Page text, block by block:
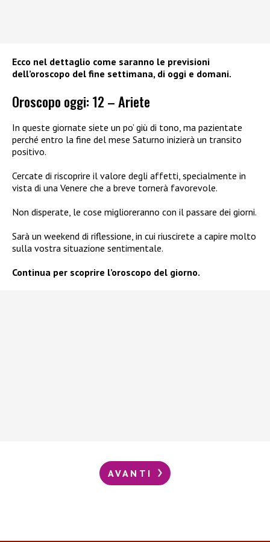
Ecco nel dettaglio come saranno le previsioni
dell’oroscopo del fine settimana, di oggi e domani.
Oroscopo oggi: 12 – Ariete
In queste giornate siete un po’ giù di tono, ma pazientate
perché entro la fine del mese Saturno inizierà un transito
positivo.
Cercate di riscoprire il valore degli affetti, specialmente in
vista di una Venere che a breve tornerà favorevole.
Non disperate, le cose miglioreranno con il passare dei giorni.
Sarà un weekend di riflessione, in cui riuscirete a capire molto
sulla vostra situazione sentimentale.
Continua per scoprire l’oroscopo del giorno.
AVANTI